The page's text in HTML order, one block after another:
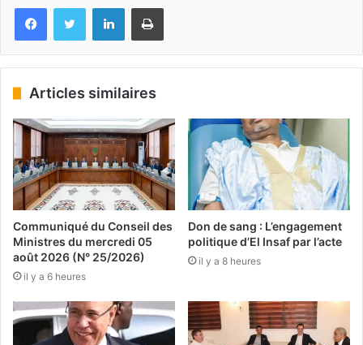
FacebookTwitter LinkedinImprimer
Articles similaires
Communiqué du Conseil des
Ministres du mercredi 05
août 2026 (N° 25/2026)
il y a 6 heures
Don de sang : L’engagement
politique d’El Insaf par l’acte
il y a 8 heures